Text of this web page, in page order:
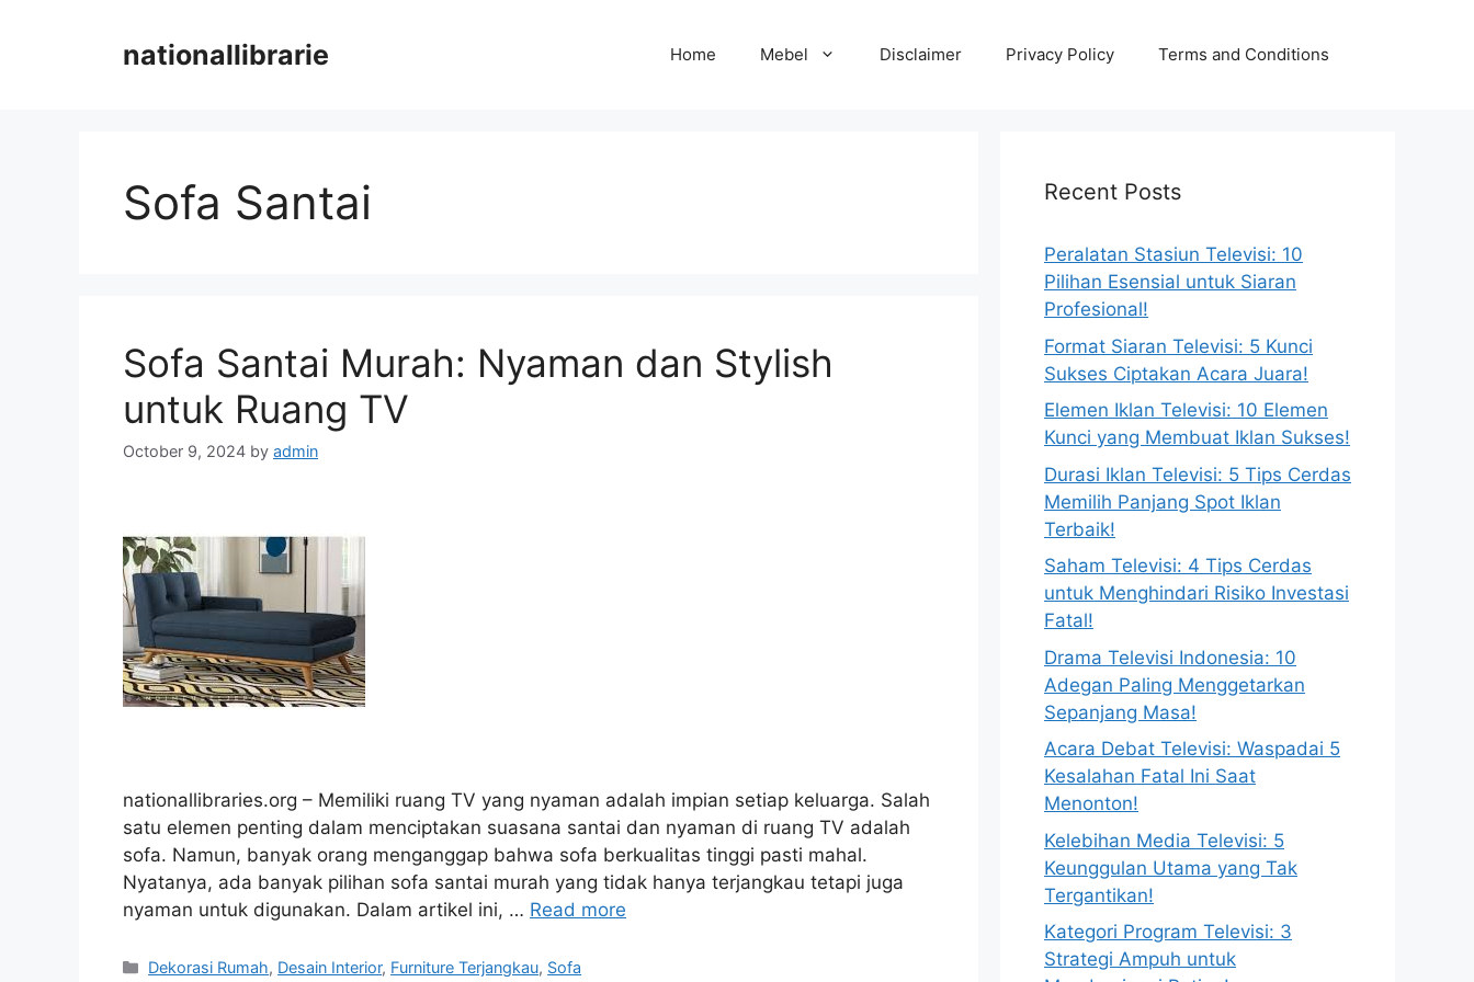
nationallibrarie Home Mebel Disclaimer Privacy Policy Terms and Conditions
Sofa Santai
Sofa Santai Murah: Nyaman dan Stylish
untuk Ruang TV
October 9, 2024 by admin
nationallibraries.org – Memiliki ruang TV yang nyaman adalah impian setiap keluarga. Salah
satu elemen penting dalam menciptakan suasana santai dan nyaman di ruang TV adalah
sofa. Namun, banyak orang menganggap bahwa sofa berkualitas tinggi pasti mahal.
Nyatanya, ada banyak pilihan sofa santai murah yang tidak hanya terjangkau tetapi juga
nyaman untuk digunakan. Dalam artikel ini, … Read more
Categories
Dekorasi Rumah, Desain Interior, Furniture Terjangkau, Sofa
Recent Posts
Peralatan Stasiun Televisi: 10
Pilihan Esensial untuk Siaran
Profesional!
Format Siaran Televisi: 5 Kunci
Sukses Ciptakan Acara Juara!
Elemen Iklan Televisi: 10 Elemen
Kunci yang Membuat Iklan Sukses!
Durasi Iklan Televisi: 5 Tips Cerdas
Memilih Panjang Spot Iklan
Terbaik!
Saham Televisi: 4 Tips Cerdas
untuk Menghindari Risiko Investasi
Fatal!
Drama Televisi Indonesia: 10
Adegan Paling Menggetarkan
Sepanjang Masa!
Acara Debat Televisi: Waspadai 5
Kesalahan Fatal Ini Saat
Menonton!
Kelebihan Media Televisi: 5
Keunggulan Utama yang Tak
Tergantikan!
Kategori Program Televisi: 3
Strategi Ampuh untuk